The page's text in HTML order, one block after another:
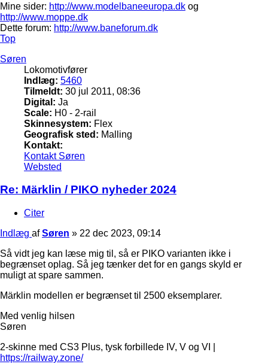
Mine sider: http://www.modelbaneeuropa.dk og
http://www.moppe.dk
Dette forum: http://www.baneforum.dk
Top
Søren
Lokomotivfører
Indlæg: 5460
Tilmeldt: 30 jul 2011, 08:36
Digital: Ja
Scale: H0 - 2-rail
Skinnesystem: Flex
Geografisk sted: Malling
Kontakt:
Kontakt Søren
Websted
Re: Märklin / PIKO nyheder 2024
Citer
Indlæg afSøren » 22 dec 2023, 09:14
Så vidt jeg kan læse mig til, så er PIKO varianten ikke i
begrænset oplag. Så jeg tænker det for en gangs skyld er
muligt at spare sammen.
Märklin modellen er begrænset til 2500 eksemplarer.
Med venlig hilsen
Søren
2-skinne med CS3 Plus, tysk forbillede IV, V og VI |
https://railway.zone/